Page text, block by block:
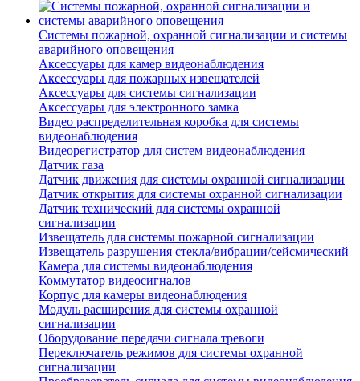
Системы пожарной, охранной сигнализации и системы
аварийного оповещения
Аксессуары для камер видеонаблюдения
Аксессуары для пожарных извещателей
Аксессуары для системы сигнализации
Аксессуары для электронного замка
Видео распределительная коробка для системы
видеонаблюдения
Видеорегистратор для систем видеонаблюдения
Датчик газа
Датчик движения для системы охранной сигнализации
Датчик открытия для системы охранной сигнализации
Датчик технический для системы охранной
сигнализации
Извещатель для системы пожарной сигнализации
Извещатель разрушения стекла/вибрации/сейсмический
Камера для системы видеонаблюдения
Коммутатор видеосигналов
Корпус для камеры видеонаблюдения
Модуль расширения для системы охранной
сигнализации
Оборудование передачи сигнала тревоги
Переключатель режимов для системы охранной
сигнализации